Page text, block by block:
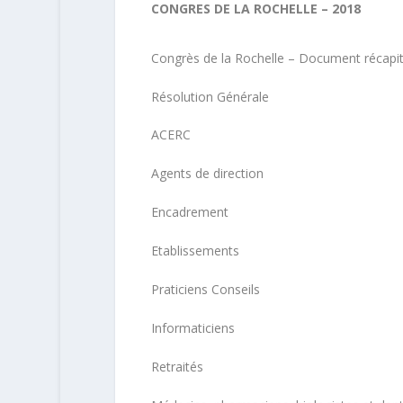
CONGRES DE LA ROCHELLE – 2018
Congrès de la Rochelle – Document
Résolution Générale
ACERC
Agents de direction
Encadrement
Etablissements
Praticiens Conseils
Informaticiens
Retraités